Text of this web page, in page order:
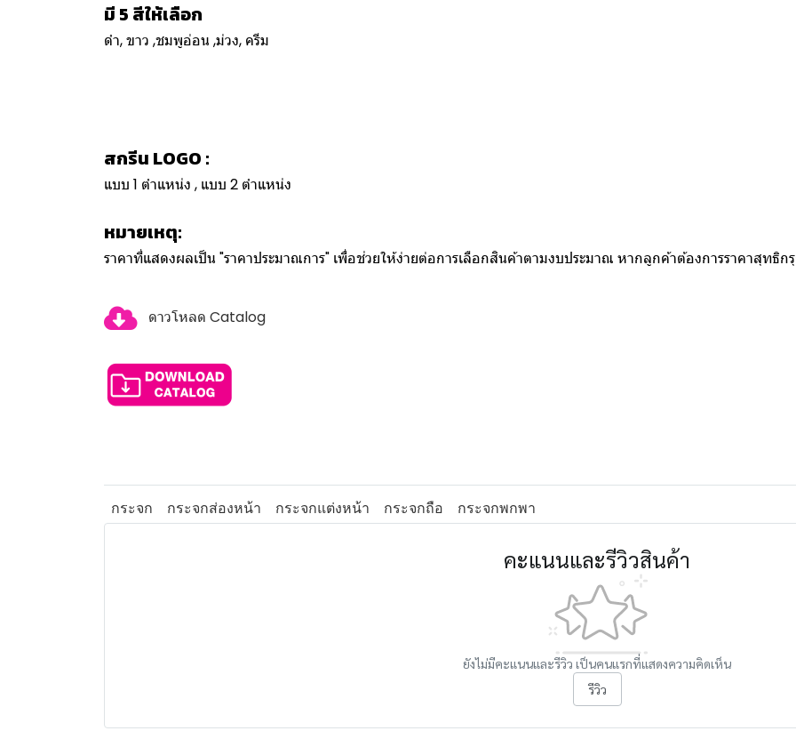
มี 5 สีให้เลือก
ดำ, ขาว ,ชมพูอ่อน ,ม่วง, ครีม
สกรีน LOGO :
แบบ 1 ตำแหน่ง , แบบ 2 ตำแหน่ง
หมายเหตุ:
ราคาที่แสดงผลเป็น "ราคาประมาณการ" เพื่อช่วยให้ง่ายต่อการเลือกสินค้าตามงบประมาณ หากลูกค้าต้องการราคาสุทธิ
ดาวโหลด Catalog
กระจก กระจกส่องหน้า กระจกแต่งหน้า กระจกถือ กระจกพกพา
คะแนนและรีวิวสินค้า
ยังไม่มีคะแนนและรีวิว เป็นคนแรกที่แสดงความคิดเห็น
รีวิว